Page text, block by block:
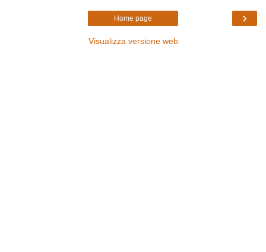
›
Home page
Visualizza versione web